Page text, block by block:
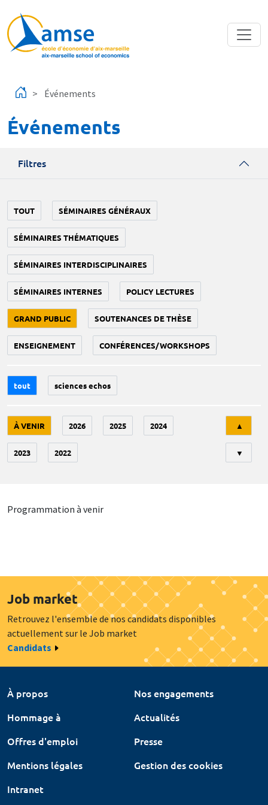
Événements
Événements
Filtres
TOUT SÉMINAIRES GÉNÉRAUX
SÉMINAIRES THÉMATIQUES
SÉMINAIRES INTERDISCIPLINAIRES
SÉMINAIRES INTERNES POLICY LECTURES
GRAND PUBLIC SOUTENANCES DE THÈSE
ENSEIGNEMENT CONFÉRENCES/WORKSHOPS
tout sciences echos
À VENIR 2026 2025 2024
2023 2022
▲
▼
Programmation à venir
Job market
Retrouvez l'ensemble de nos candidats disponibles
actuellement sur le Job market
Candidats
À propos
Nos engagements
Hommage à
Actualités
Offres d'emploi
Presse
Mentions légales
Gestion des cookies
Intranet